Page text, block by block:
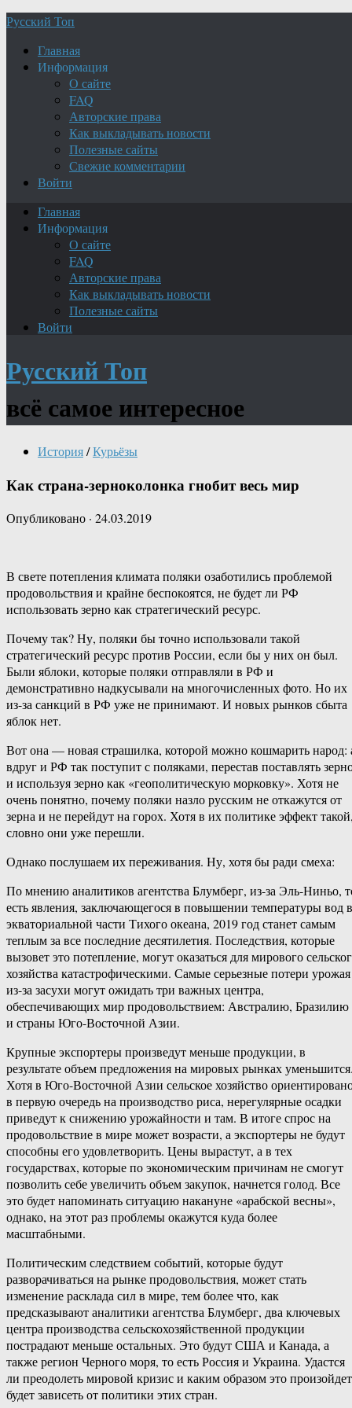
Русский Топ
Главная
Информация
О сайте
FAQ
Авторские права
Как выкладывать новости
Полезные сайты
Свежие комментарии
Войти
Главная
Информация
О сайте
FAQ
Авторские права
Как выкладывать новости
Полезные сайты
Войти
Русский Топ
всё самое интересное
История/Курьёзы
Как страна-зерноколонка гнобит весь мир
Опубликовано · 24.03.2019
В свете потепления климата поляки озаботились проблемой
продовольствия и крайне беспокоятся, не будет ли РФ
использовать зерно как стратегический ресурс.
Почему так? Ну, поляки бы точно использовали такой
стратегический ресурс против России, если бы у них он был.
Были яблоки, которые поляки отправляли в РФ и
демонстративно надкусывали на многочисленных фото. Но их
из-за санкций в РФ уже не принимают. И новых рынков сбыта
яблок нет.
Вот она — новая страшилка, которой можно кошмарить народ:
вдруг и РФ так поступит с поляками, перестав поставлять
и используя зерно как «геополитическую морковку». Хотя не
очень понятно, почему поляки назло русским не откажутся от
зерна и не перейдут на горох. Хотя в их политике эффект
словно они уже перешли.
Однако послушаем их переживания. Ну, хотя бы ради смеха:
По мнению аналитиков агентства Блумберг, из-за Эль-Ниньо,
есть явления, заключающегося в повышении температуры вод в
экваториальной части Тихого океана, 2019 год станет самым
теплым за все последние десятилетия. Последствия, которые
вызовет это потепление, могут оказаться для мирового
хозяйства катастрофическими. Самые серьезные потери урожая
из-за засухи могут ожидать три важных центра,
обеспечивающих мир продовольствием: Австралию, Бразилию
и страны Юго-Восточной Азии.
Крупные экспортеры произведут меньше продукции, в
результате объем предложения на мировых рынках
Хотя в Юго-Восточной Азии сельское хозяйство
в первую очередь на производство риса, нерегулярные осадки
приведут к снижению урожайности и там. В итоге спрос на
продовольствие в мире может возрасти, а экспортеры не будут
способны его удовлетворить. Цены вырастут, а в тех
государствах, которые по экономическим причинам не смогут
позволить себе увеличить объем закупок, начнется голод. Все
это будет напоминать ситуацию накануне «арабской весны»,
однако, на этот раз проблемы окажутся куда более
масштабными.
Политическим следствием событий, которые будут
разворачиваться на рынке продовольствия, может стать
изменение расклада сил в мире, тем более что, как
предсказывают аналитики агентства Блумберг, два ключевых
центра производства сельскохозяйственной продукции
пострадают меньше остальных. Это будут США и Канада, а
также регион Черного моря, то есть Россия и Украина. Удастся
ли преодолеть мировой кризис и каким образом это
будет зависеть от политики этих стран.